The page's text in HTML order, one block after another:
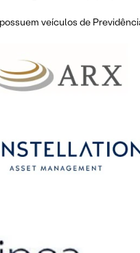
veículos de